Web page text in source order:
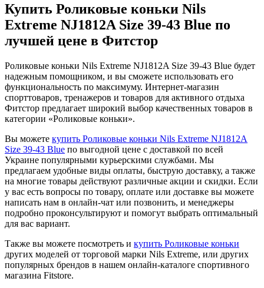
Купить Роликовые коньки Nils
Extreme NJ1812A Size 39-43 Blue по
лучшей цене в Фитстор
Роликовые коньки Nils Extreme NJ1812A Size 39-43 Blue будет
надежным помощником, и вы сможете использовать его
функциональность по максимуму. Интернет-магазин
спорттоваров, тренажеров и товаров для активного отдыха
Фитстор предлагает широкий выбор качественных товаров в
категории «Роликовые коньки».
Вы можете купить Роликовые коньки Nils Extreme NJ1812A
Size 39-43 Blue по выгодной цене с доставкой по всей
Украине популярными курьерскими службами. Мы
предлагаем удобные виды оплаты, быструю доставку, а также
на многие товары действуют различные акции и скидки. Если
у вас есть вопросы по товару, оплате или доставке вы можете
написать нам в онлайн-чат или позвонить, и менеджеры
подробно проконсультируют и помогут выбрать оптимальный
для вас вариант.
Также вы можете посмотреть и купить Роликовые коньки
других моделей от торговой марки Nils Extreme, или других
популярных брендов в нашем онлайн-каталоге спортивного
магазина Fitstore.